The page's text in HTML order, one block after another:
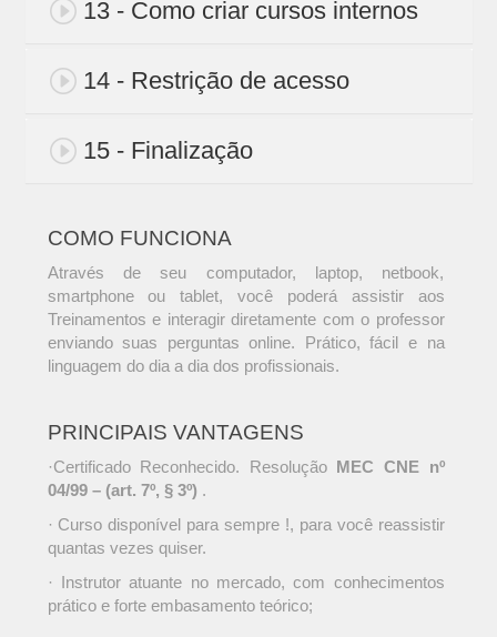
13 - Como criar cursos internos
14 - Restrição de acesso
15 - Finalização
COMO FUNCIONA
Através de seu computador, laptop, netbook,
smartphone ou tablet, você poderá assistir aos
Treinamentos e interagir diretamente com o professor
enviando suas perguntas online. Prático, fácil e na
linguagem do dia a dia dos profissionais.
PRINCIPAIS VANTAGENS
·Certificado Reconhecido. ResoluçãoMEC CNE nº
04/99 – (art. 7º, § 3º) .
· Curso disponível para sempre !, para você reassistir
quantas vezes quiser.
· Instrutor atuante no mercado, com conhecimentos
prático e forte embasamento teórico;